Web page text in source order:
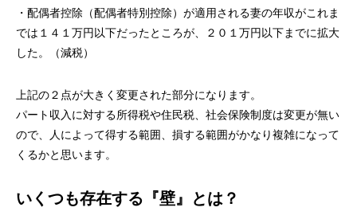
・配偶者控除（配偶者特別控除）が適用される妻の年収がこれま
では１４１万円以下だったところが、２０１万円以下までに拡大
した。（減税）
上記の２点が大きく変更された部分になります。
パート収入に対する所得税や住民税、社会保険制度は変更が無い
ので、人によって得する範囲、損する範囲がかなり複雑になって
くるかと思います。
いくつも存在する『壁』とは？